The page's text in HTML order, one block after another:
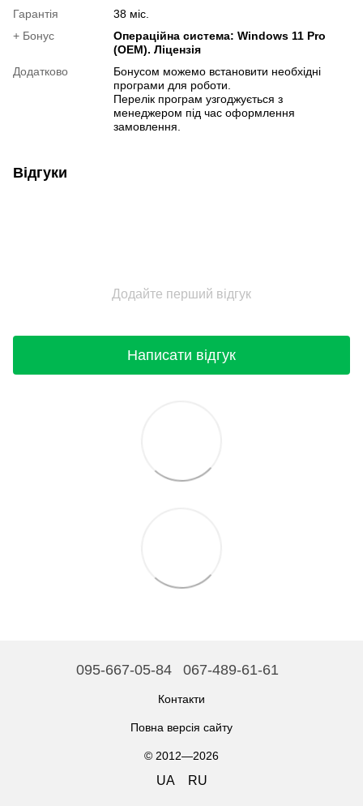
Гарантія
38 міс.
+ Бонус
Операційна система: Windows 11 Pro
(OEM). Ліцензія
Додатково
Бонусом можемо встановити необхідні
програми для роботи.
Перелік програм узгоджується з
менеджером під час оформлення
замовлення.
Відгуки
Додайте перший відгук
Написати відгук
095-667-05-84 067-489-61-61
Контакти
Повна версія сайту
© 2012—2026
UA RU